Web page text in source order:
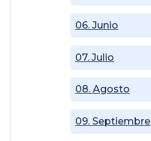
06. Junio
07. Julio
08. Agosto
09. Septiembre